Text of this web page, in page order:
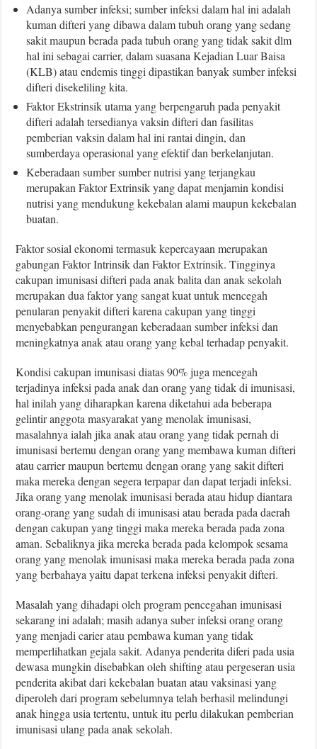
Adanya sumber infeksi; sumber infeksi dalam hal ini adalah
kuman difteri yang dibawa dalam tubuh orang yang sedang
sakit maupun berada pada tubuh orang yang tidak sakit dlm
hal ini sebagai carrier, dalam suasana Kejadian Luar Baisa
(KLB) atau endemis tinggi dipastikan banyak sumber infeksi
difteri disekeliling kita.
Faktor Ekstrinsik utama yang berpengaruh pada penyakit
difteri adalah tersedianya vaksin difteri dan fasilitas
pemberian vaksin dalam hal ini rantai dingin, dan
sumberdaya operasional yang efektif dan berkelanjutan.
Keberadaan sumber sumber nutrisi yang terjangkau
merupakan Faktor Extrinsik yang dapat menjamin kondisi
nutrisi yang mendukung kekebalan alami maupun kekebalan
buatan.
Faktor sosial ekonomi termasuk kepercayaan merupakan
gabungan Faktor Intrinsik dan Faktor Extrinsik. Tingginya
cakupan imunisasi difteri pada anak balita dan anak sekolah
merupakan dua faktor yang sangat kuat untuk mencegah
penularan penyakit difteri karena cakupan yang tinggi
menyebabkan pengurangan keberadaan sumber infeksi dan
meningkatnya anak atau orang yang kebal terhadap penyakit.
Kondisi cakupan imunisasi diatas 90% juga mencegah
terjadinya infeksi pada anak dan orang yang tidak di imunisasi,
hal inilah yang diharapkan karena diketahui ada beberapa
gelintir anggota masyarakat yang menolak imunisasi,
masalahnya ialah jika anak atau orang yang tidak pernah di
imunisasi bertemu dengan orang yang membawa kuman difteri
atau carrier maupun bertemu dengan orang yang sakit difteri
maka mereka dengan segera terpapar dan dapat terjadi infeksi.
Jika orang yang menolak imunisasi berada atau hidup diantara
orang-orang yang sudah di imunisasi atau berada pada daerah
dengan cakupan yang tinggi maka mereka berada pada zona
aman. Sebaliknya jika mereka berada pada kelompok sesama
orang yang menolak imunisasi maka mereka berada pada zona
yang berbahaya yaitu dapat terkena infeksi penyakit difteri.
Masalah yang dihadapi oleh program pencegahan imunisasi
sekarang ini adalah; masih adanya suber infeksi orang orang
yang menjadi carier atau pembawa kuman yang tidak
memperlihatkan gejala sakit. Adanya penderita diferi pada usia
dewasa mungkin disebabkan oleh shifting atau pergeseran usia
penderita akibat dari kekebalan buatan atau vaksinasi yang
diperoleh dari program sebelumnya telah berhasil melindungi
anak hingga usia tertentu, untuk itu perlu dilakukan pemberian
imunisasi ulang pada anak sekolah.